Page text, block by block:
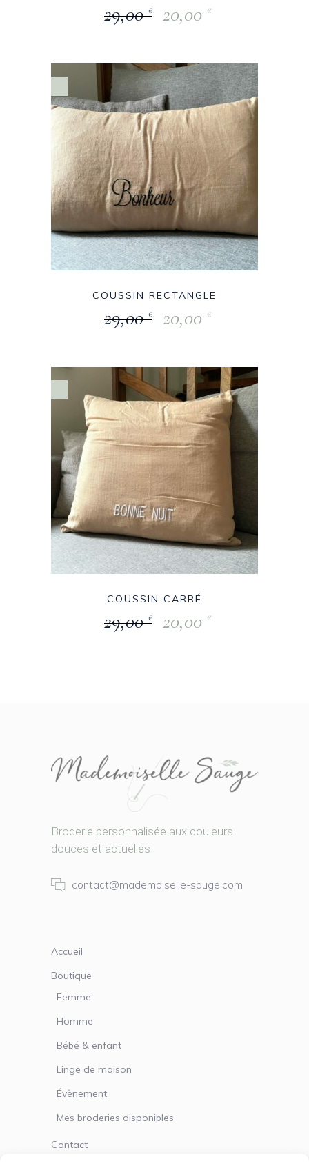
29,00€ 20,00 €
COUSSIN RECTANGLE
29,00€ 20,00 €
COUSSIN CARRÉ
29,00€ 20,00 €
Broderie personnalisée aux couleurs
douces et actuelles
contact@mademoiselle-sauge.com
Accueil
Boutique
Femme
Homme
Bébé & enfant
Linge de maison
Évènement
Mes broderies disponibles
Contact